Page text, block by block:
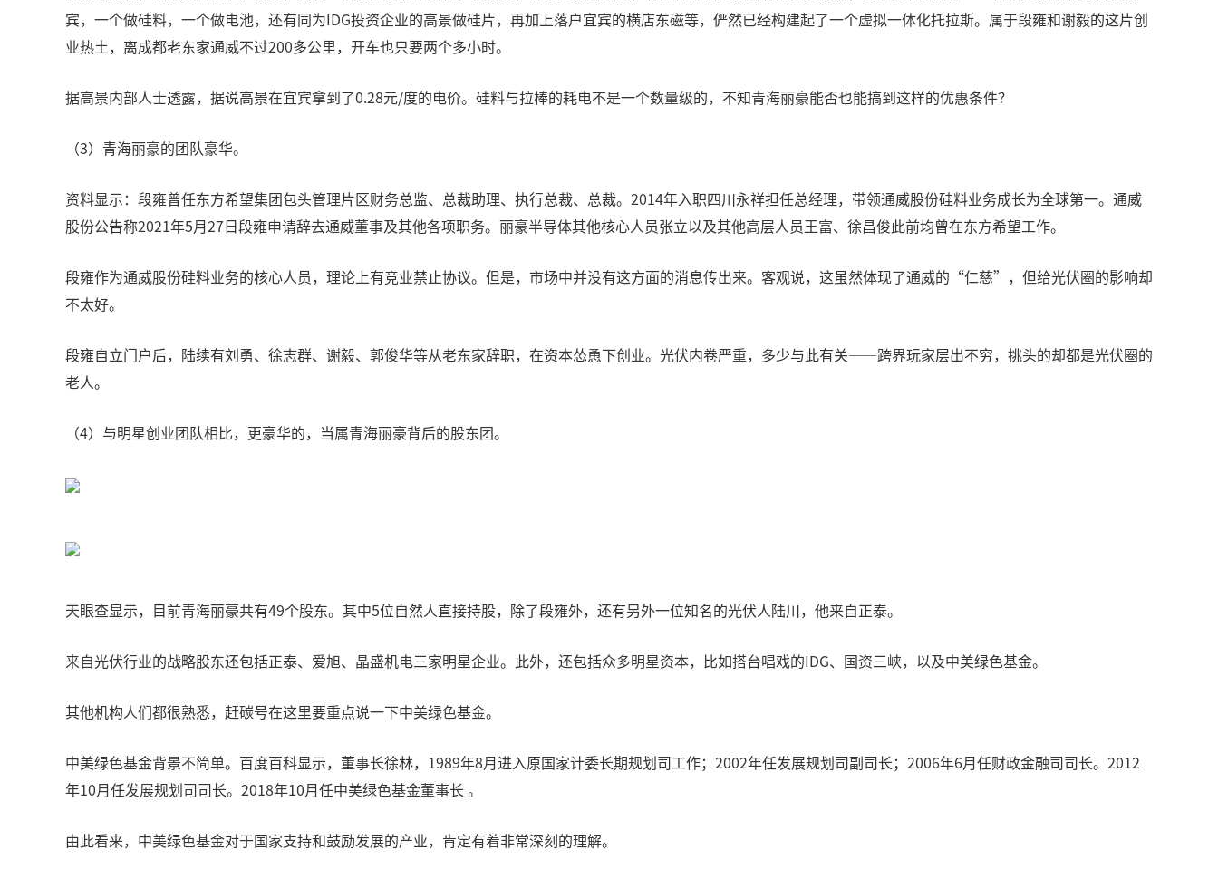
宾，一个做硅料，一个做电池，还有同为IDG投资企业的高景做硅片，再加上落户宜宾的横店东磁等，俨然已经构建起了一个虚拟一体化托拉斯。属于段雍和谢毅的这片创
业热土，离成都老东家通威不过200多公里，开车也只要两个多小时。
据高景内部人士透露，据说高景在宜宾拿到了0.28元/度的电价。硅料与拉棒的耗电不是一个数量级的，不知青海丽豪能否也能搞到这样的优惠条件？
（3）青海丽豪的团队豪华。
资料显示：段雍曾任东方希望集团包头管理片区财务总监、总裁助理、执行总裁、总裁。2014年入职四川永祥担任总经理，带领通威股份硅料业务成长为全球第一。通威
股份公告称2021年5月27日段雍申请辞去通威董事及其他各项职务。丽豪半导体其他核心人员张立以及其他高层人员王富、徐昌俊此前均曾在东方希望工作。
段雍作为通威股份硅料业务的核心人员，理论上有竞业禁止协议。但是，市场中并没有这方面的消息传出来。客观说，这虽然体现了通威的“仁慈”，但给光伏圈的影响却
不太好。
段雍自立门户后，陆续有刘勇、徐志群、谢毅、郭俊华等从老东家辞职，在资本怂恿下创业。光伏内卷严重，多少与此有关——跨界玩家层出不穷，挑头的却都是光伏圈的
老人。
（4）与明星创业团队相比，更豪华的，当属青海丽豪背后的股东团。
天眼查显示，目前青海丽豪共有49个股东。其中5位自然人直接持股，除了段雍外，还有另外一位知名的光伏人陆川，他来自正泰。
来自光伏行业的战略股东还包括正泰、爱旭、晶盛机电三家明星企业。此外，还包括众多明星资本，比如搭台唱戏的IDG、国资三峡，以及中美绿色基金。
其他机构人们都很熟悉，赶碳号在这里要重点说一下中美绿色基金。
中美绿色基金背景不简单。百度百科显示，董事长徐林，1989年8月进入原国家计委长期规划司工作；2002年任发展规划司副司长；2006年6月任财政金融司司长。2012
年10月任发展规划司司长。2018年10月任中美绿色基金董事长 。
由此看来，中美绿色基金对于国家支持和鼓励发展的产业，肯定有着非常深刻的理解。